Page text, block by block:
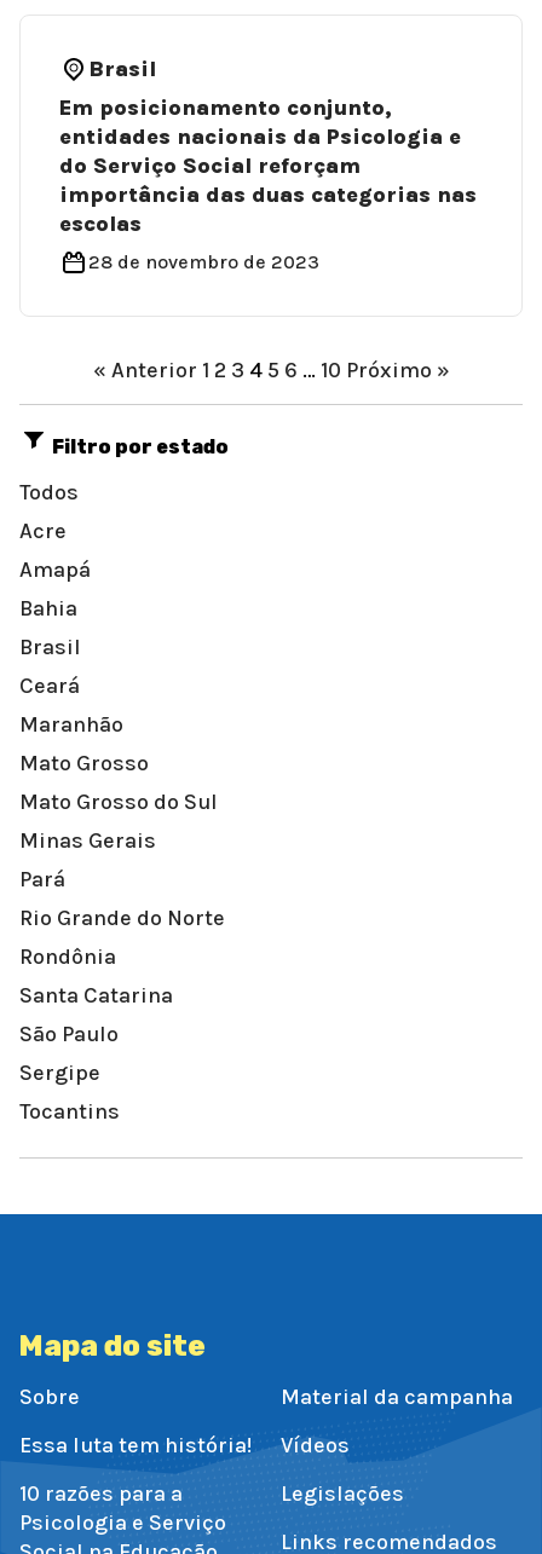
Filtro por estado
Todos
Acre
Amapá
Bahia
Brasil
Ceará
Maranhão
Mato Grosso
Mato Grosso do Sul
Minas Gerais
Pará
Rio Grande do Norte
Rondônia
Santa Catarina
São Paulo
Sergipe
Tocantins
Brasil
Em posicionamento conjunto,
entidades nacionais da Psicologia e
do Serviço Social reforçam
importância das duas categorias nas
escolas
28 de novembro de 2023
« Anterior 1 2 3 4 5 6 … 10 Próximo »
Mapa do site
Sobre
Essa luta tem história!
10 razões para a
Psicologia e Serviço
Material da campanha
Vídeos
Legislações
Links recomendados